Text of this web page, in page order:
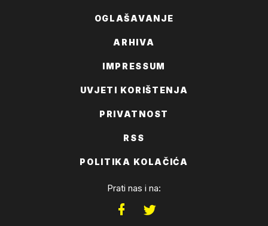
OGLAŠAVANJE
ARHIVA
IMPRESSUM
UVJETI KORIŠTENJA
PRIVATNOST
RSS
POLITIKA KOLAČIĆA
Prati nas i na: